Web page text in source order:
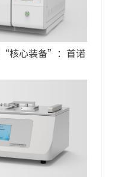
“核心装备”：首诺